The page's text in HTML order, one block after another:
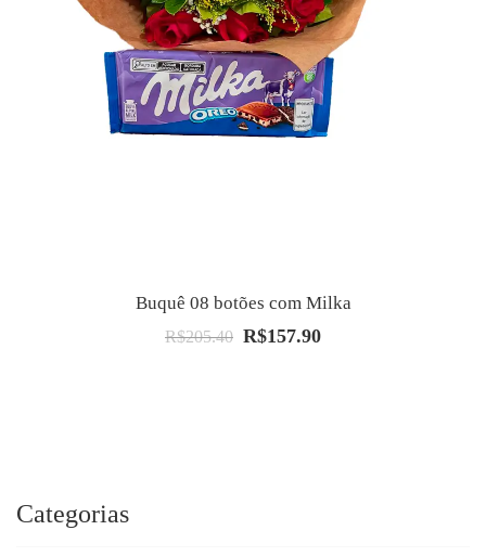
Buquê 08 botões com Milka
R$205.40 O
R$157.90O
Categorias